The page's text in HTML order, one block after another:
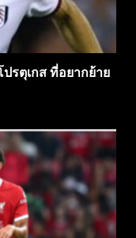
รตุเกส ที่อยากย้าย